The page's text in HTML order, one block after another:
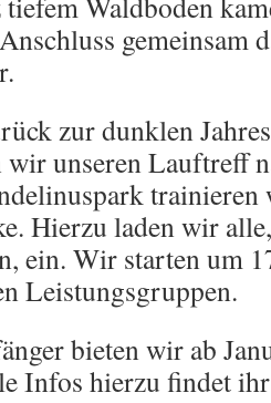
gemeinsam
zur dunklen
unseren Lauftreff
trainieren
Hierzu laden wir
ein. Wir starten um
Leistungsgruppen.
bieten wir ab
Infos hierzu findet